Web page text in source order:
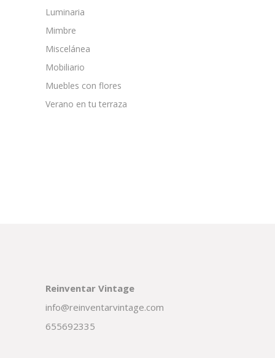
Luminaria
Mimbre
Miscelánea
Mobiliario
Muebles con flores
Verano en tu terraza
Reinventar Vintage
info@reinventarvintage.com
655692335